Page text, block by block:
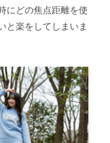
にどの焦点距離を使
と楽をしてしまいま